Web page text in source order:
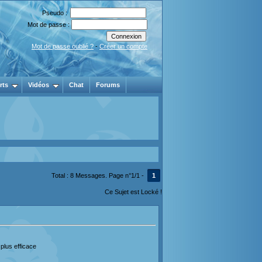
Pseudo :
Mot de passe :
Mot de passe oublié ? - Créer un compte
Vidéos Chat Forums
Total : 8 Messages. Page n°1/1 - 1
Ce Sujet est Locké !
efficace